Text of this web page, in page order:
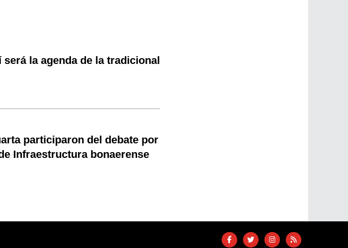
será la agenda de la tradicional
participaron del debate por
Infraestructura bonaerense